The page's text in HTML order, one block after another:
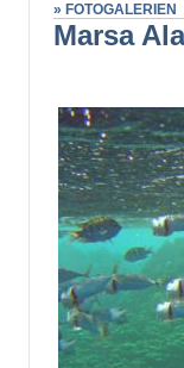
» FOTOGALERIEN
Marsa